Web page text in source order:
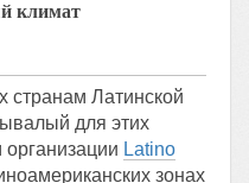
климат
странам Латинской
для этих
Latino
зонах